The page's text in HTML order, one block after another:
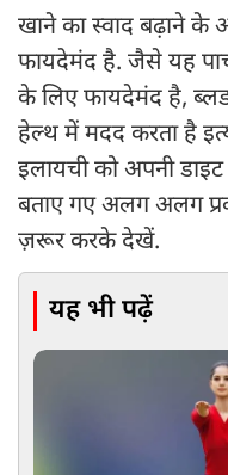
खाने का स्वाद बढ़ाने के
फायदेमंद है. जैसे यह
के लिए फायदेमंद है,
हेल्थ में मदद करता है
इलायची को अपनी
बताए गए अलग अलग
ज़रूर करके देखें.
यह भी पढ़ें